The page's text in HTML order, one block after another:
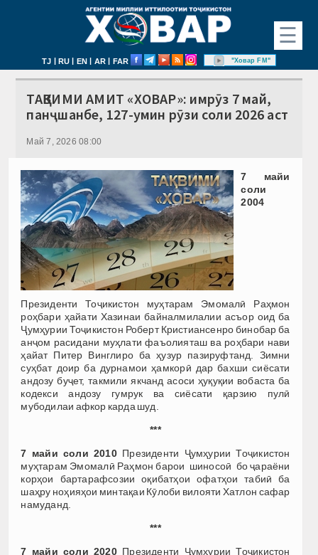
☰
TJ | RU | EN | AR | FAR "Ховар FM"
ТАҚВИМИ АМИТ «ХОВАР»: имрӯз 7 май,
панҷшанбе, 127-умин рӯзи соли 2026 аст
Май 7, 2026 08:00
7 майи
соли
2004
Президенти Тоҷикистон муҳтарам Эмомалӣ Раҳмон
роҳбари ҳайати Хазинаи байналмилалии асъор оид ба
Ҷумҳурии Тоҷикистон Роберт Кристиансенро бинобар ба
анҷом расидани муҳлати фаъолияташ ва роҳбари нави
ҳайат Питер Винглиро ба ҳузур пазируфтанд. Зимни
суҳбат доир ба дурнамои ҳамкорӣ дар бахши сиёсати
андозу буҷет, такмили якчанд асоси ҳуқуқии вобаста ба
кодекси андозу гумрук ва сиёсати қарзию пулӣ
мубодилаи афкор карда шуд.
***
7 майи соли 2010Президенти Ҷумҳурии Тоҷикистон
муҳтарам Эмомалӣ Раҳмон барои шиносоӣ бо ҷараёни
корҳои бартарафсозии оқибатҳои офатҳои табиӣ ба
шаҳру ноҳияҳои минтақаи Кӯлоби вилояти Хатлон сафар
намуданд.
***
7 майи соли 2020Президенти Ҷумҳурии Тоҷикистон